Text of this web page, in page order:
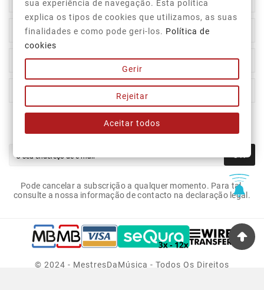
Top Categorias
A Nossa Empresa 
A Sua Conta 
Newsletter
OK
Pode cancelar a subscrição a qualquer momento. Para tal,
consulte a nossa informação de contacto na declaração legal.
© 2024 - MestresDaMúsica - Todos Os Direitos
sua experiência de navegação. Esta política
explica os tipos de cookies que utilizamos, as suas
finalidades e como pode geri-los. Política de
cookies
Gerir
Rejeitar
Aceitar todos